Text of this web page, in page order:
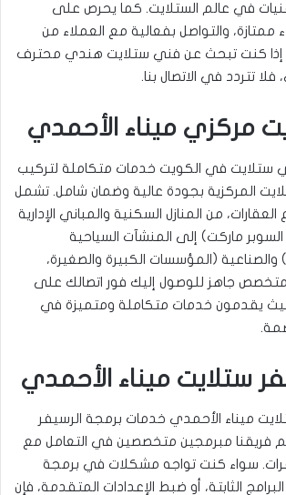
في عالم الستلايت. كما يحرص على
والتواصل بفعالية مع العملاء من
إذا كنت تبحث عن فني ستلايت هندي محترف
تتردد في الاتصال بنا.
مركزي ميناء الأحمدي
في الكويت خدمات متكاملة لتركيب
المركزية بجودة عالية وضمان شامل. تشمل
من المنازل السكنية والمباني الإدارية
السوبر ماركت) إلى المنشآت السياحية
والصناعية (المؤسسات الكبيرة والصغيرة،
جاهز للوصول إليك فور اتصالك على
يقدمون خدمات متكاملة ومتميزة في
ستلايت ميناء الأحمدي
ميناء الأحمدي خدمات برمجة الرسيفر
فريقنا مبرمجين متخصصين في التعامل مع
سواء كنت تواجه مشكلات في برمجة
الثابتة، أو ضبط الإعدادات المتقدمة، فإن